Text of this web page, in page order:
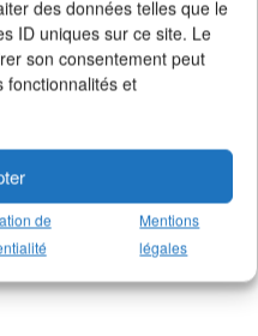
des données telles que le
ID uniques sur ce site. Le
son consentement peut
fonctionnalités et
de Mentions
légales